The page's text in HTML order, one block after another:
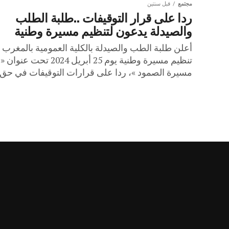
مجتمع قبل سنتين
ردا على قرار التوقيفات ..طلبة الطلب
والصيدلة يدعون لتنظيم مسيرة وطنية
أعلن طلبة الطب والصيدلة بالكلية العمومية بالمغرب
تنظيم مسيرة وطنية يوم 25 أبريل 2024 تحت عنوان «
مسيرة الصمود »، ردا على قرارات التوقيفات في